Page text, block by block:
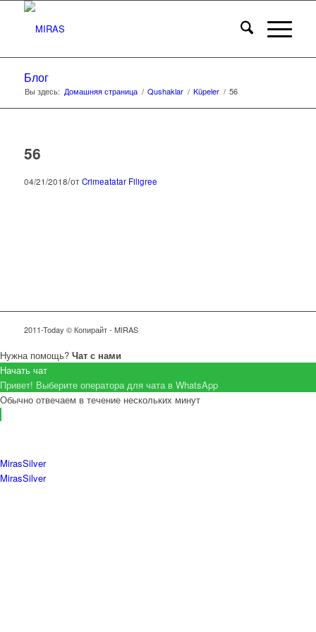
Блог
Вы здесь: Домашняя страница / Qushaklar / Küpeler / 56
56
04/21/2018/отCrimeatatar Filigree
2011-Today © Копирайт - MIRAS
Нужна помощь? Чат с нами
Начать чат
Привет! Выберите оператора для чата в WhatsApp
Обычно отвечаем в течение нескольких минут
MirasSilver
MirasSilver